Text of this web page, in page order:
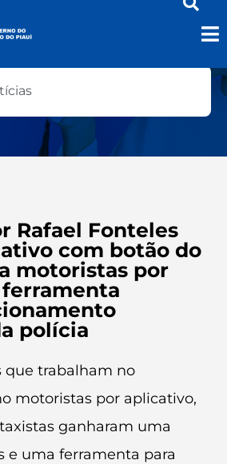
Rafael Fonteles
com botão do
motoristas por
polícia
que trabalham no
motoristas por aplicativo,
ganharam uma
e uma ferramenta para